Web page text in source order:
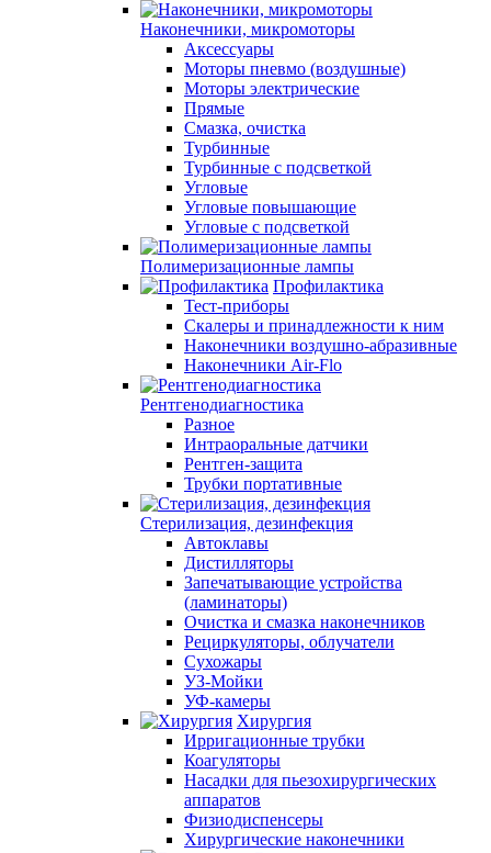
Наконечники, микромоторы
Аксессуары
Моторы пневмо (воздушные)
Моторы электрические
Прямые
Смазка, очистка
Турбинные
Турбинные с подсветкой
Угловые
Угловые повышающие
Угловые с подсветкой
Полимеризационные лампы
Профилактика
Тест-приборы
Скалеры и принадлежности к ним
Наконечники воздушно-абразивные
Наконечники Air-Flo
Рентгенодиагностика
Разное
Интраоральные датчики
Рентген-защита
Трубки портативные
Стерилизация, дезинфекция
Автоклавы
Дистилляторы
Запечатывающие устройства
(ламинаторы)
Очистка и смазка наконечников
Рециркуляторы, облучатели
Сухожары
УЗ-Мойки
УФ-камеры
Хирургия
Ирригационные трубки
Коагуляторы
Насадки для пьезохирургических
аппаратов
Физиодиспенсеры
Хирургические наконечники